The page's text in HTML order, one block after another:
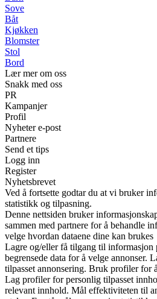
Sove
Båt
Kjøkken
Blomster
Stol
Bord
Lær mer om oss
Snakk med oss
PR
Kampanjer
Profil
Nyheter e-post
Partnere
Send et tips
Logg inn
Register
Nyhetsbrevet
Ved å fortsette godtar du at vi bruker
statistikk og tilpasning.
Denne nettsiden bruker
sammen med partnere for å behandle
velge hvordan dataene dine kan brukes
Lagre og/eller få tilgang til informasjon
begrensede data for å velge annonser.
tilpasset annonsering. Bruk profiler for
Lag profiler for personlig tilpasset
relevant innhold. Mål effektiviteten til